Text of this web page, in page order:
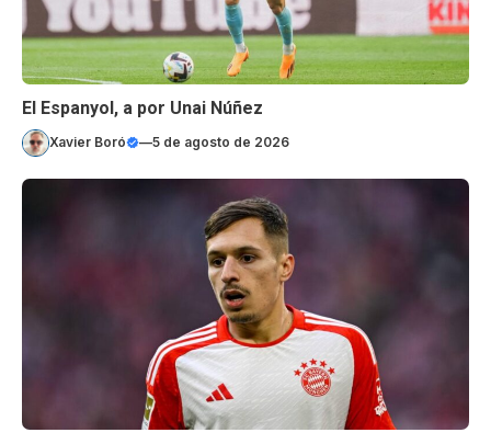
El Espanyol, a por Unai Núñez
Xavier Boró —5 de agosto de 2026